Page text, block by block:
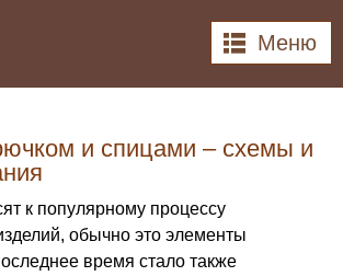
Меню
и спицами – схемы и
к популярному процессу
обычно это элементы
время стало также